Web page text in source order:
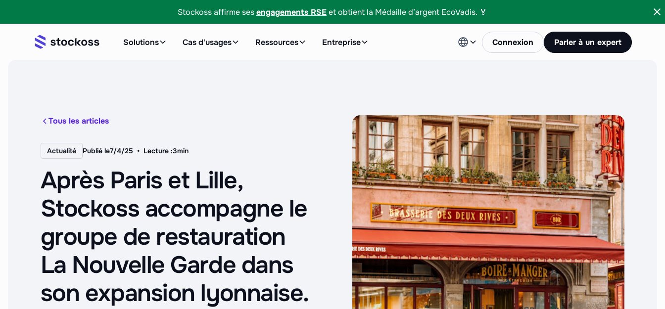
Stockoss affirme sesengagements RSEet obtient la Médaille d’argent EcoVadis. 🏅
Solutions Cas d'usages Ressources Entreprise Connexion Parler à un expert
Tous les articles
Actualité Publié le7/4/25 • Lecture :3min
Après Paris et Lille,
Stockoss accompagne le
groupe de restauration
La Nouvelle Garde dans
son expansion lyonnaise.